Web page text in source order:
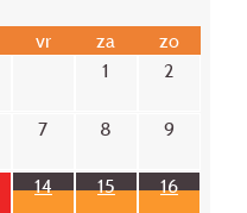
vr za
zo
1
2
7 8 9
14 15 16